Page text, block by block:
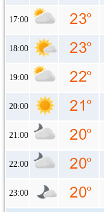
17:00
18:00
19:00
20:00
21:00
22:00
23:00